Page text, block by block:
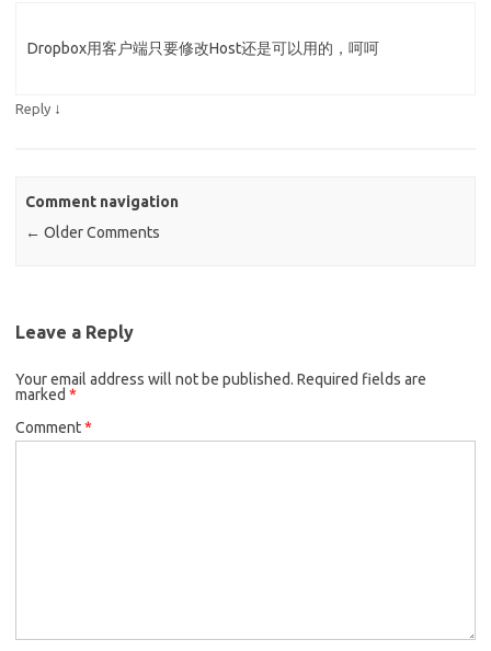
Dropbox用客户端只要修改Host还是可以用的，呵呵
Reply ↓
Comment navigation
← Older Comments
Leave a Reply
Your email address will not be published. Required fields are
marked *
Comment*